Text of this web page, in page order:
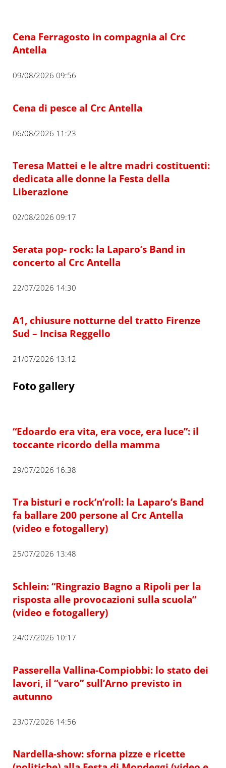
Cena Ferragosto in compagnia al Crc
Antella
09/08/2026 09:56
Cena di pesce al Crc Antella
06/08/2026 11:23
Teresa Mattei e le altre madri costituenti:
dedicata alle donne la Festa della
Liberazione
02/08/2026 09:17
Serata pop- rock: la Laparo’s Band in
concerto al Crc Antella
22/07/2026 14:30
A1, chiusure notturne del tratto Firenze
Sud – Incisa Reggello
21/07/2026 13:12
Foto gallery
“Edoardo era vita, era voce, era luce”: il
toccante ricordo della mamma
29/07/2026 16:38
Tra bisturi e rock’n’roll: la Laparo’s Band
fa ballare 200 persone al Crc Antella
(video e fotogallery)
25/07/2026 13:48
Schlein: “Ringrazio Bagno a Ripoli per la
risposta alle provocazioni sulla scuola”
(video e fotogallery)
24/07/2026 10:17
Passerella Vallina-Compiobbi: lo stato dei
lavori, il “varo” sull’Arno previsto in
autunno
23/07/2026 14:56
Nardella-show: sforna pizze e ricette